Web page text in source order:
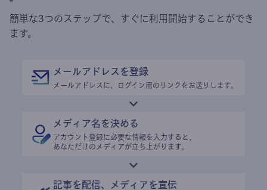
簡単な3つのステップで、すぐに利用開始することができ
ます。
メールアドレスを登録
メールアドレスに、ログイン用のリンクをお送りします。
メディア名を決める
アカウント登録に必要な情報を入力すると、
あなただけのメディアが立ち上がります。
記事を配信、メディアを宣伝